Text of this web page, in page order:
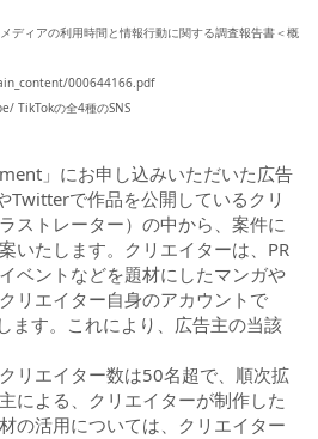
ディアの利用時間と情報行動に関する調査報告書＜概
000644166.pdf
TikTokの全4種のSNS
」にお申し込みいただいた広告
Twitterで作品を公開しているクリ
ストレーター）の中から、案件に
いたします。クリエイターは、PR
ベントなどを題材にしたマンガや
リエイター自身のアカウントで
ます。これにより、広告主の当該
リエイター数は50名超で、順次拡
による、クリエイターが制作した
の活用については、クリエイター